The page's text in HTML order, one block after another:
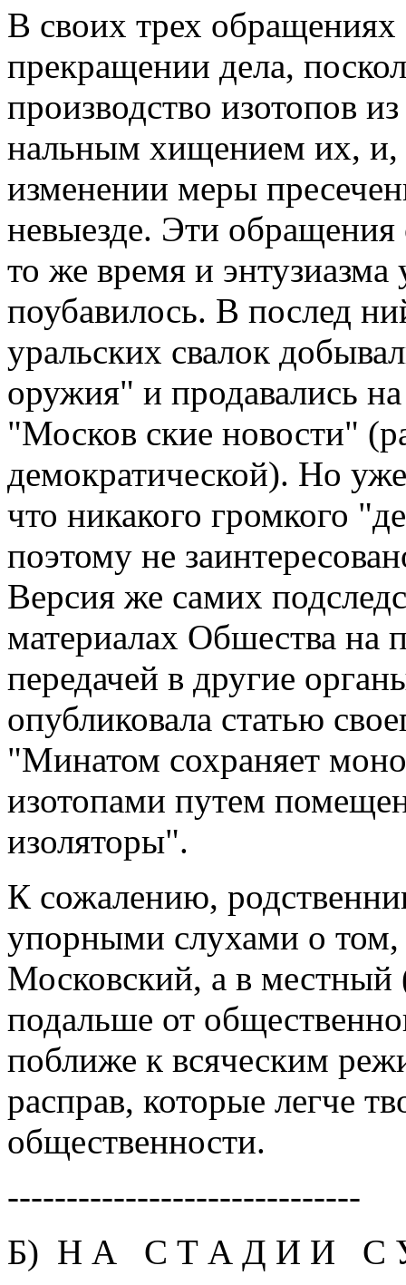
В своих трех
прекращении дела,
производство изотопов
нальным хищением их, и,
изменении меры
невыезде. Эти
то же время и энтузиазма
поубавилось. В послед
уральских свалок
оружия" и продавались на
"Москов ские новости"
демократической). Но
что никакого громкого
поэтому не
Версия же самих
материалах Обшества на
передачей в другие
опубликовала статью
"Минатом сохраняет
изотопами путем
изоляторы".
К сожалению,
упорными слухами о том,
Московский, а в местный
подальше от
поближе к всяческим
расправ, которые легче
общественности.
------------------------------
Б) Н A С Т A Д И И С